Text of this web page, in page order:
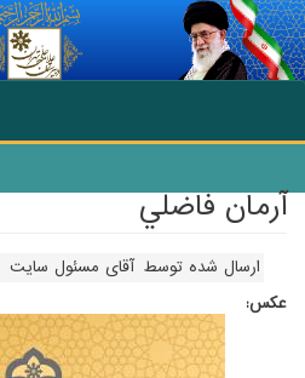
انتقال به محتوای اصلی
آرمان فاضلي
ارسال شده توسط آقای مسئول سایت
عکس: